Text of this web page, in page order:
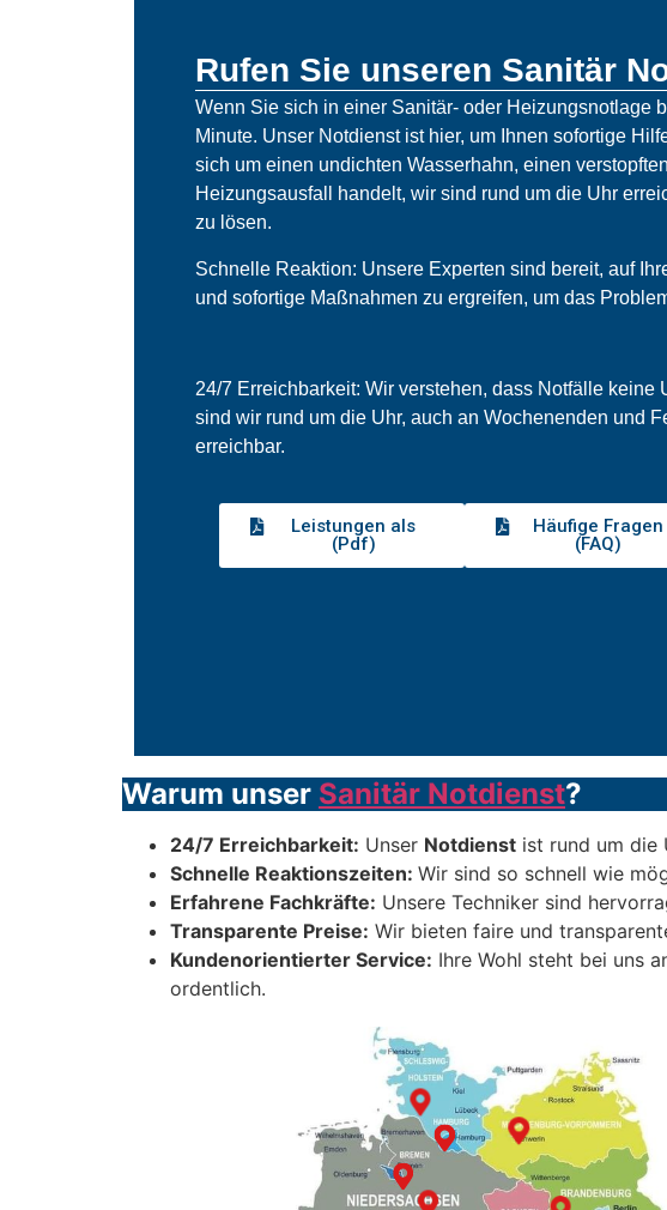
Rufen Sie unseren Sanitär
Wenn Sie sich in einer Sanitär- oder Heizungsnotlage
Minute. Unser Notdienst ist hier, um Ihnen sofortige
sich um einen undichten Wasserhahn, einen
Heizungsausfall handelt, wir sind rund um die Uhr
zu lösen.
Schnelle Reaktion: Unsere Experten sind bereit, auf
und sofortige Maßnahmen zu ergreifen, um das
24/7 Erreichbarkeit: Wir verstehen, dass Notfälle keine
sind wir rund um die Uhr, auch an Wochenenden und
erreichbar.
Leistungen als
(Pdf)
Häufige Fragen
(FAQ)
Warum unser Sanitär Notdienst?
24/7 Erreichbarkeit: Unser Notdienst ist rund um die
Schnelle Reaktionszeiten: Wir sind so schnell wie
Erfahrene Fachkräfte: Unsere Techniker sind
Transparente Preise: Wir bieten faire und
Kundenorientierter Service: Ihre Wohl steht bei uns
ordentlich.